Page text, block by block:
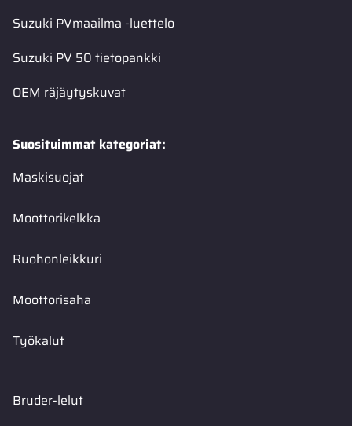
Suzuki PVmaailma -luettelo
Suzuki PV 50 tietopankki
OEM räjäytyskuvat
Suosituimmat kategoriat:
Maskisuojat
Moottorikelkka
Ruohonleikkuri
Moottorisaha
Työkalut
Bruder-lelut